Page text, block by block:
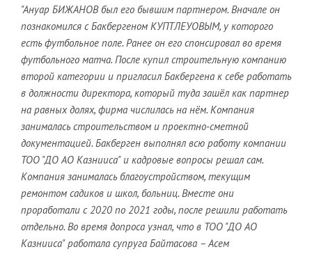
"Ануар БИЖАНОВ был его бывшим партнером. Вначале он
познакомился с Бакбергеном КУПТЛЕУОВЫМ, у которого
есть футбольное поле. Ранее он его спонсировал во время
футбольного матча. После купил строительную компанию
второй категории и пригласил Бакбергена к себе работать
в должности директора, который туда зашёл как партнер
на равных долях, фирма числилась на нём. Компания
занималась строительством и проектно-сметной
документацией. Бакберген выполнял всю работу компании
ТОО "ДО АО Казнииса" и кадровые вопросы решал сам.
Компания занималась благоустройством, текущим
ремонтом садиков и школ, больниц. Вместе они
проработали с 2020 по 2021 годы, после решили работать
отдельно. Во время допроса узнал, что в ТОО "ДО АО
Казнииса" работала супруга Байтасова – Асем